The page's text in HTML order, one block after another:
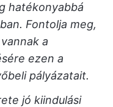
hatékonyabbá
Fontolja meg,
a
ezen a
pályázatait.
jó kiindulási